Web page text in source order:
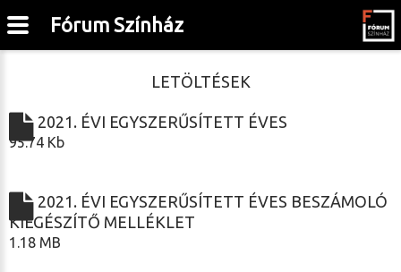
LETÖLTÉSEK
2021. ÉVI EGYSZERŰSÍTETT ÉVES
95.74 Kb
2021. ÉVI EGYSZERŰSÍTETT ÉVES BESZÁMOLÓ
KIEGÉSZÍTŐ MELLÉKLET
1.18 MB
Fórum Színház